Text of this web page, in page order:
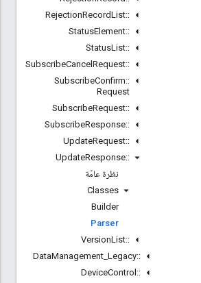
::
RejectionRecordList
::
StatusElement
::
StatusList
::
SubscribeCancel Request
::
SubscribeConfirm
Request
::
SubscribeRequest
::
SubscribeResponse
::
UpdateRequest
::
UpdateResponse
نظرة عامّة
Classes
Builder
Parser
::
VersionList
::
DataManagement Legacy
::
DeviceControl